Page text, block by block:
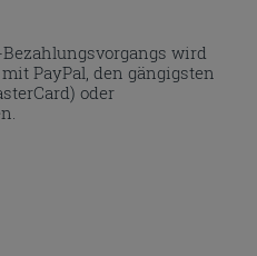
wird
PayPal, den gängigsten
oder